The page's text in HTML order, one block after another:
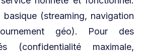
(streaming, navigation
géo). Pour des
(confidentialité maximale,